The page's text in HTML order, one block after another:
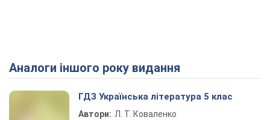
Play Video
Аналоги іншого року видання
ГДЗ Українська література 5 клас
Автори: Л. Т. Коваленко